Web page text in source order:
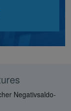
Negativsaldo-